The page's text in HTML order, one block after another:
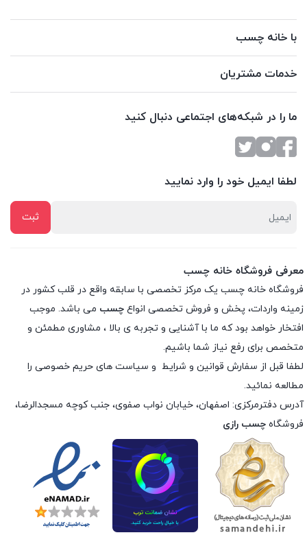
با خانه چسب
خدمات مشتریان
ما را در شبکه‌های اجتماعی دنبال کنید
لطفا ایمیل خود را وارد نمایید
معرفی فروشگاه خانه چسب
فروشگاه خانه چسب یک مرکز تخصصی با سابقه واقع در قلب کشور در
زمینه واردات، پخش و فروش تخصصی انواع چسب می باشد. موجب
افتخار خواهد بود که ما با آشنایی و تجربه ی بالا ، مشاوری مطمئن و
متخصص برای رفع نیاز شما باشیم.
لطفا قبل از سفارش قوانین و شرایط و سیاست های حریم خصوصی را
مطالعه نمائید.
آدرس دفترمرکزی: اصفهان، خیابان نواب صفوی، جنب کوچه مسجدالرضا،
فروشگاه چسب رازی